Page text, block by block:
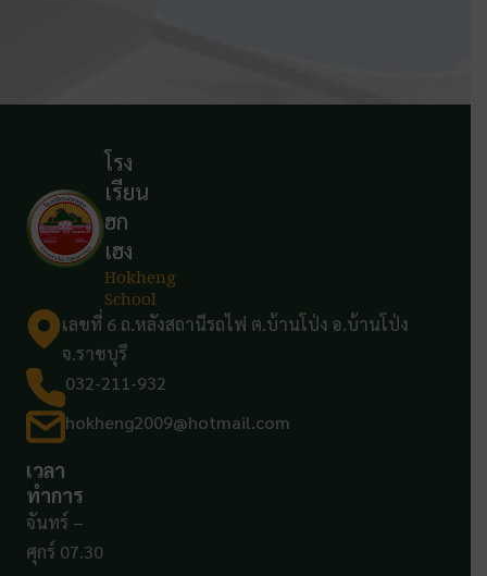
โรง
เรียน
ฮก
เฮง
Hokheng
School
เลขที่ 6 ถ.หลังสถานีรถไฟ ต.บ้านโป่ง อ.บ้านโป่ง
จ.ราชบุรี
032-211-932
hokheng2009@hotmail.com
เวลา
ทำการ
จันทร์ –
ศุกร์ 07.30